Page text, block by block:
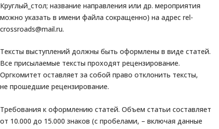
Круглый_стол; название направления или др. мероприятия
можно указать в имени файла сокращенно) на адрес rel-
crossroads@mail.ru.
Тексты выступлений должны быть оформлены в виде статей.
Все присылаемые тексты проходят рецензирование.
Оргкомитет оставляет за собой право отклонить тексты,
не прошедшие рецензирование.
Требования к оформлению статей. Объем статьи составляет
от 10.000 до 15.000 знаков (с пробелами, – включая данные